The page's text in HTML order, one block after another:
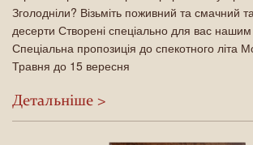
Зголодніли? Візьміть поживний та смачний
десерти Створені спеціально для вас
Спеціальна пропозиція до спекотного літа
Травня до 15 вересня
Детальнiше >